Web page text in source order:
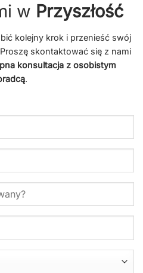
w Przyszłość
kolejny krok i przenieść swój
skontaktować się z nami
konsultacja z osobistym
.